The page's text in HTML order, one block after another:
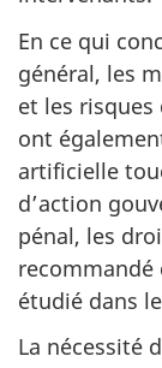
En ce qui
général, les
et les
ont
artificielle
d’action
pénal, les
recommandé
étudié dans
La nécessité